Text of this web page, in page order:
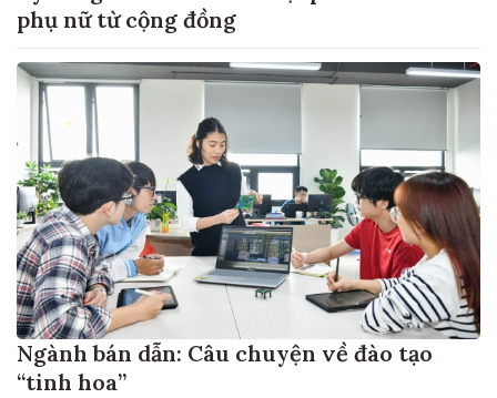
phụ nữ từ cộng đồng
Ngành bán dẫn: Câu chuyện về đào tạo
“tinh hoa”